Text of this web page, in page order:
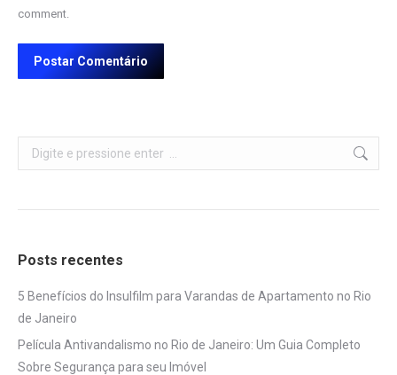
comment.
Postar Comentário
Search:
Posts recentes
5 Benefícios do Insulfilm para Varandas de Apartamento no Rio
de Janeiro
Película Antivandalismo no Rio de Janeiro: Um Guia Completo
Sobre Segurança para seu Imóvel